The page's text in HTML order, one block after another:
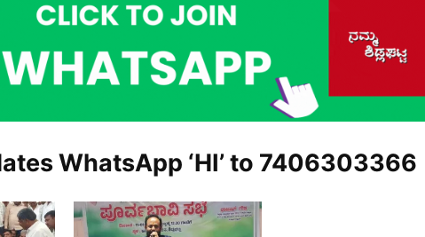
WhatsApp ‘HI’ to 7406303366